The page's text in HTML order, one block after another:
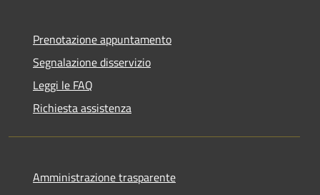
Prenotazione appuntamento
Segnalazione disservizio
Leggi le FAQ
Richiesta assistenza
Amministrazione trasparente